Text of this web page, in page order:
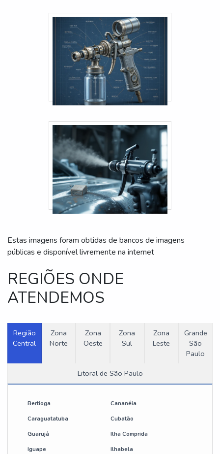
Estas imagens foram obtidas de bancos de imagens
públicas e disponível livremente na internet
REGIÕES ONDE
ATENDEMOS
Região
Central
Zona
Norte
Zona
Oeste
Zona
Sul
Zona
Leste
Grande
São
Paulo
Litoral de São Paulo
Bertioga Cananéia
Caraguatatuba Cubatão
Guarujá Ilha Comprida
Iguape Ilhabela